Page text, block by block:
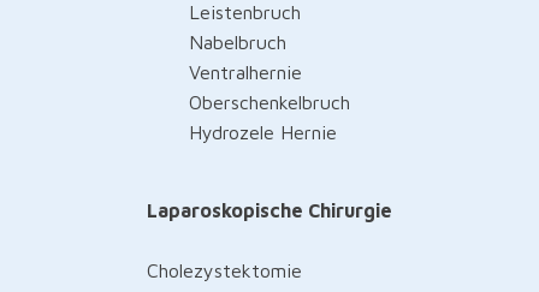
Leistenbruch
Nabelbruch
Ventralhernie
Oberschenkelbruch
Hydrozele Hernie
Laparoskopische Chirurgie
Cholezystektomie